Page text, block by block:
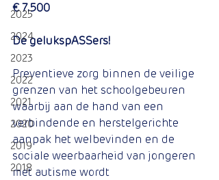
2025
2024
2023
2022
2021
2020
2019
2018
€ 7.500
De gelukspASSers!
Preventieve zorg binnen de veilige
grenzen van het schoolgebeuren
waarbij aan de hand van een
verbindende en herstelgerichte
aanpak het welbevinden en de
sociale weerbaarheid van jongeren
met autisme wordt